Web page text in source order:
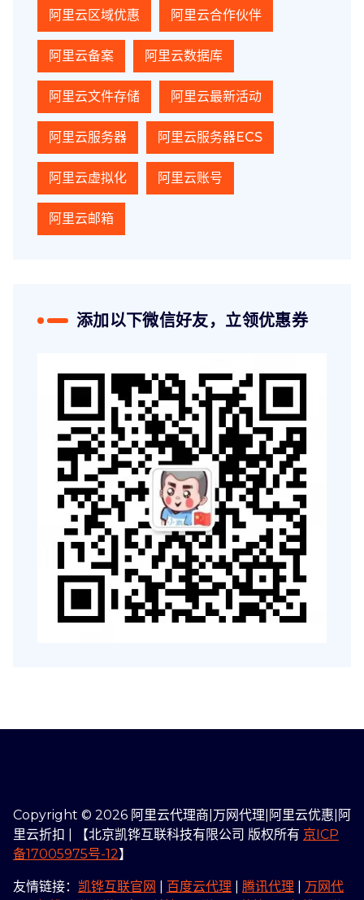
阿里云区域优惠 阿里云合作伙伴
阿里云备案 阿里云数据库
阿里云文件存储 阿里云最新活动
阿里云服务器 阿里云服务器ECS
阿里云虚拟化 阿里云账号
阿里云邮箱
添加以下微信好友，立领优惠券
Copyright © 2026 阿里云代理商|万网代理|阿里云优惠|阿
里云折扣 | 【北京凯铧互联科技有限公司 版权所有 京ICP
备17005975号-12】
友情链接： 凯铧互联官网 百度云代理 腾讯代理
万网代